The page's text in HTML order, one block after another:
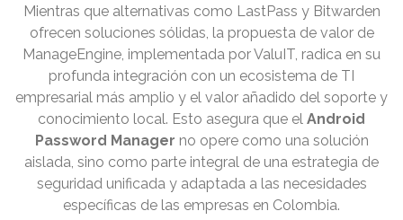
Mientras que alternativas como LastPass y Bitwarden
ofrecen soluciones sólidas, la propuesta de valor de
ManageEngine, implementada por ValuIT, radica en su
profunda integración con un ecosistema de TI
empresarial más amplio y el valor añadido del soporte y
conocimiento local. Esto asegura que el Android
Password Manager no opere como una solución
aislada, sino como parte integral de una estrategia de
seguridad unificada y adaptada a las necesidades
específicas de las empresas en Colombia.